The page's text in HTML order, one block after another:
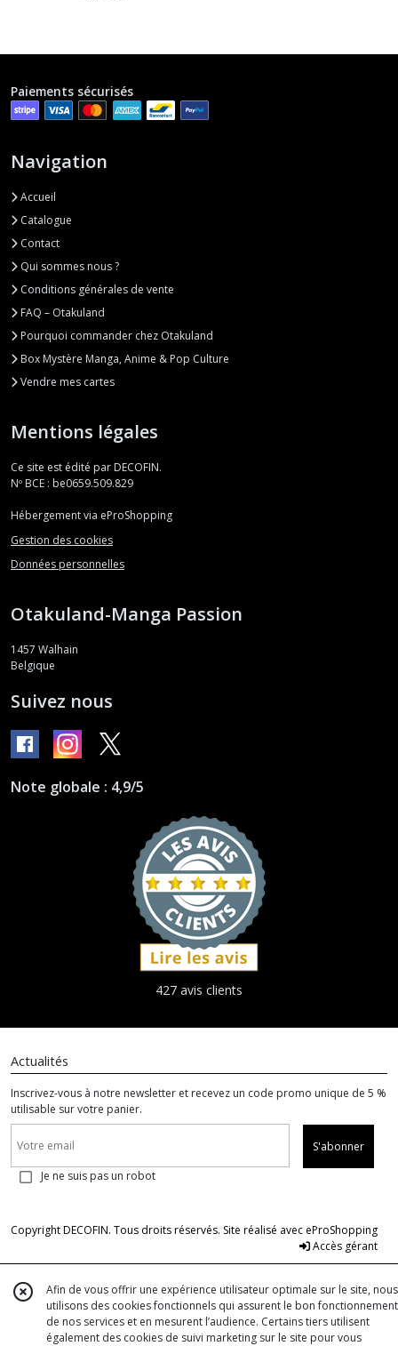
Paiements sécurisés
Navigation
Accueil
Catalogue
Contact
Qui sommes nous ?
Conditions générales de vente
FAQ – Otakuland
Pourquoi commander chez Otakuland
Box Mystère Manga, Anime & Pop Culture
Vendre mes cartes
Mentions légales
Ce site est édité par DECOFIN.
Nº BCE : be0659.509.829
Hébergement via eProShopping
Gestion des cookies
Données personnelles
Otakuland-Manga Passion
1457 Walhain
Belgique
Suivez nous
Note globale : 4,9/5
427 avis clients
Actualités
Inscrivez-vous à notre newsletter et recevez un code promo unique de 5 %
utilisable sur votre panier.
S'abonner
Je ne suis pas un robot
Copyright DECOFIN. Tous droits réservés. Site réalisé avec eProShopping
Accès gérant
Afin de vous offrir une expérience utilisateur optimale sur le site, nous
utilisons des cookies fonctionnels qui assurent le bon fonctionnement
de nos services et en mesurent l’audience. Certains tiers utilisent
également des cookies de suivi marketing sur le site pour vous